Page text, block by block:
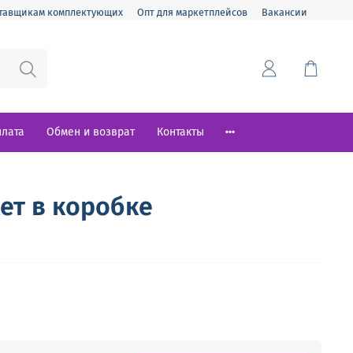
комплектующих Опт для маркетплейсов Вакансии
Обмен и возврат Контакты
в коробке